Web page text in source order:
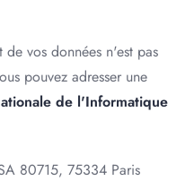
vos données n'est pas
pouvez adresser une
de l'Informatique
80715, 75334 Paris